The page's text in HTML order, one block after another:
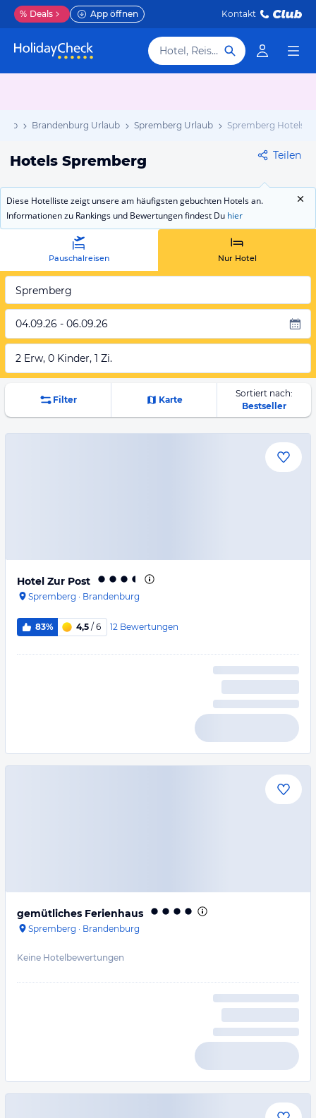
% Deals App öffnen Kontakt
Hotel, Reiseziel
Brandenburg Urlaub Spremberg Urlaub Spremberg Hotels
Hotels Spremberg Teilen
Diese Hotelliste zeigt unsere am häufigsten gebuchten Hotels an.
Informationen zu Rankings und Bewertungen findest Du hier
Pauschalreisen Nur Hotel
Spremberg
04.09.26 - 06.09.26
2 Erw, 0 Kinder, 1 Zi.
Filter Karte
Sortiert nach:
Bestseller
Hotel Zur Post
Spremberg · Brandenburg
83% 4,5 / 6 12 Bewertungen
gemütliches Ferienhaus
Spremberg · Brandenburg
Keine Hotelbewertungen